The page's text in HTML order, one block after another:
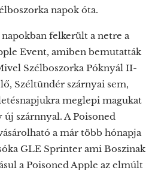
napok óta.
felkerült a netre a
Event, amiben bemutatták
Szélboszorka Póknyál II-
Széltündér szárnyai sem,
meglepi magukat
szárnnyal. A Poisoned
a már több hónapja
GLE Sprinter ami Boszinak
a Poisoned Apple az elmúlt